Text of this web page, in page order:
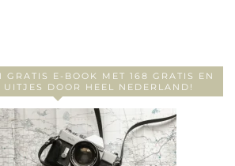
E-BOOK MET 168 GRATIS EN
UITJES DOOR HEEL NEDERLAND!